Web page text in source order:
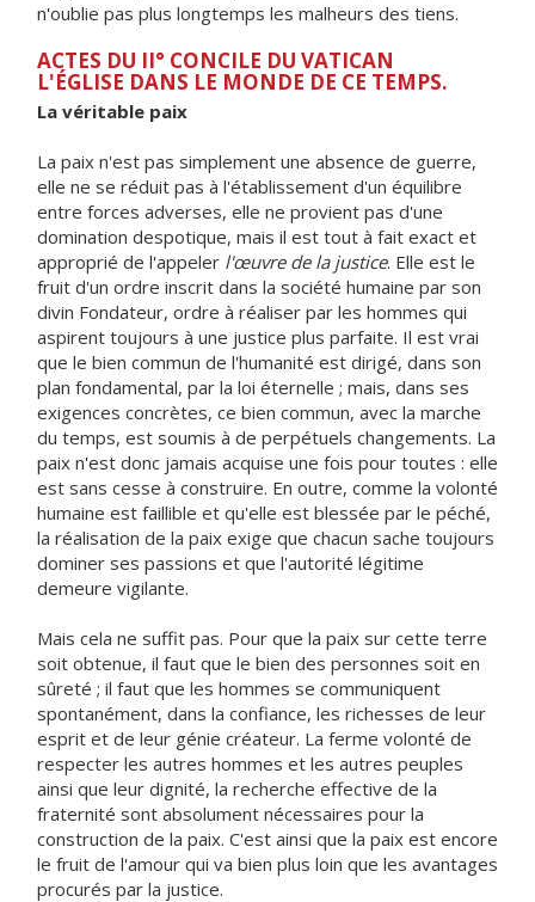
n'oublie pas plus longtemps les malheurs des tiens.
ACTES DU II° CONCILE DU VATICAN
L'ÉGLISE DANS LE MONDE DE CE TEMPS.
La véritable paix
La paix n'est pas simplement une absence de guerre,
elle ne se réduit pas à l'établissement d'un équilibre
entre forces adverses, elle ne provient pas d'une
domination despotique, mais il est tout à fait exact et
approprié de l'appeler l'œuvre de la justice. Elle est le
fruit d'un ordre inscrit dans la société humaine par son
divin Fondateur, ordre à réaliser par les hommes qui
aspirent toujours à une justice plus parfaite. Il est vrai
que le bien commun de l'humanité est dirigé, dans son
plan fondamental, par la loi éternelle ; mais, dans ses
exigences concrètes, ce bien commun, avec la marche
du temps, est soumis à de perpétuels changements. La
paix n'est donc jamais acquise une fois pour toutes : elle
est sans cesse à construire. En outre, comme la volonté
humaine est faillible et qu'elle est blessée par le péché,
la réalisation de la paix exige que chacun sache toujours
dominer ses passions et que l'autorité légitime
demeure vigilante.
Mais cela ne suffit pas. Pour que la paix sur cette terre
soit obtenue, il faut que le bien des personnes soit en
sûreté ; il faut que les hommes se communiquent
spontanément, dans la confiance, les richesses de leur
esprit et de leur génie créateur. La ferme volonté de
respecter les autres hommes et les autres peuples
ainsi que leur dignité, la recherche effective de la
fraternité sont absolument nécessaires pour la
construction de la paix. C'est ainsi que la paix est encore
le fruit de l'amour qui va bien plus loin que les avantages
procurés par la justice.